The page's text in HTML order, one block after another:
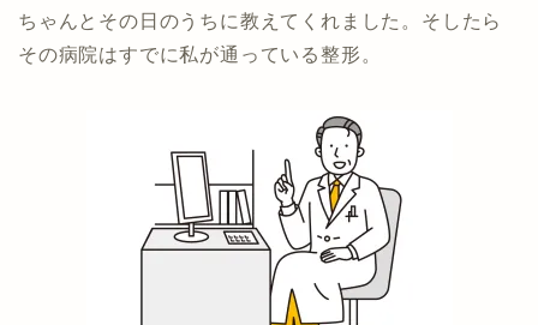
ちゃんとその日のうちに教えてくれました。そしたら
その病院はすでに私が通っている整形。